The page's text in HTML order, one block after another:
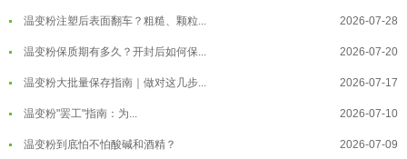
温变粉注塑后表面翻车？粗糙、颗粒... 2026-07-28
温变粉保质期有多久？开封后如何保... 2026-07-20
温变粉大批量保存指南｜做对这几步... 2026-07-17
温变粉"罢工"指南：为... 2026-07-10
温变粉到底怕不怕酸碱和酒精？ 2026-07-09